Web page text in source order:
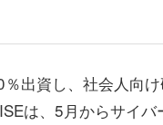
出資し、社会人向
は、5月からサイバ